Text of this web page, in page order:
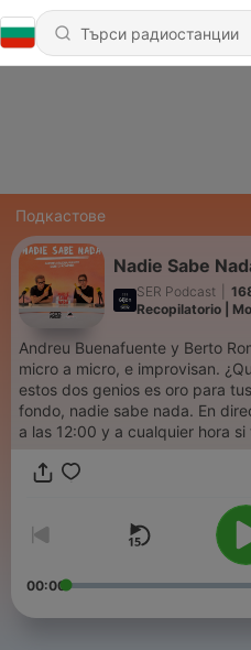
Подкастове
Nadie Sabe
SER Podcast
Recopilatorio |
Andreu Buenafuente y Berto
micro a micro, e improvisan.
estos dos genios es oro para
fondo, nadie sabe nada. En
a las 12:00 y a cualquier hora si
00:00